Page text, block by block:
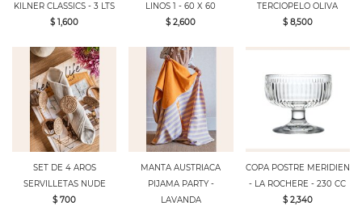
KILNER CLASSICS - 3 LTS
$ 1,600
LINOS 1 - 60 X 60
$ 2,600
TERCIOPELO OLIVA
$ 8,500
SET DE 4 AROS
SERVILLETAS NUDE
$ 700
MANTA AUSTRIACA
PIJAMA PARTY -
LAVANDA
COPA POSTRE MERIDIEN
- LA ROCHERE - 230 CC
$ 2,340